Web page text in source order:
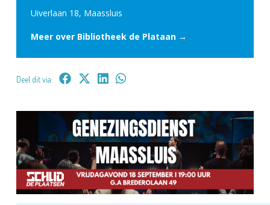
Uiverlaan 18, Maassluis
Meer over Bibliotheek de Plataan →
Deel dit via: